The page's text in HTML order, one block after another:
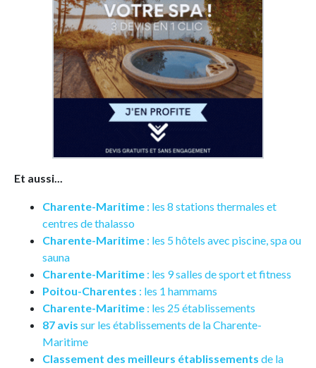
Et aussi...
Charente-Maritime : les 8 stations thermales et
centres de thalasso
Charente-Maritime : les 5 hôtels avec piscine, spa ou
sauna
Charente-Maritime : les 9 salles de sport et fitness
Poitou-Charentes : les 1 hammams
Charente-Maritime : les 25 établissements
87 avis sur les établissements de la Charente-
Maritime
Classement des meilleurs établissements de la